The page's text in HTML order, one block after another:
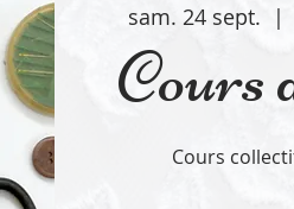
sam. 24 sept.
  |
Cours
Cours